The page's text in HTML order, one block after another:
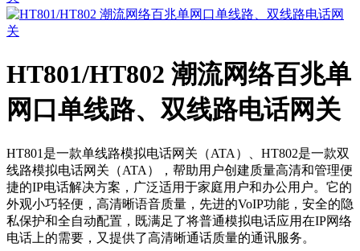
HT801/HT802 潮流网络百兆单
网口单线路、双线路电话网关
HT801是一款单线路模拟电话网关（ATA）、HT802是一款双
线路模拟电话网关（ATA），帮助用户创建质量高清和管理便
捷的IP电话解决方案，广泛适用于家庭用户和办公用户。它的
外观小巧轻便，高清晰语音质量，先进的VoIP功能，安全的隐
私保护和全自动配置，既满足了将普通模拟电话应用在IP网络
电话上的需要，又提供了高清晰通话质量的通讯服务。